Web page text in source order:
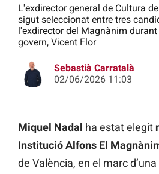
L'exdirector general de Cultura
sigut seleccionat entre tres
l'exdirector del Magnànim
govern, Vicent Flor
Sebastià Carratalà
02/06/2026 11:03
Miquel Nadal ha estat elegit
Institució Alfons El
de València, en el marc d’una